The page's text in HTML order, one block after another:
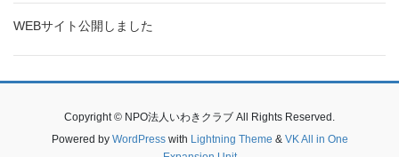
WEBサイト公開しました
Copyright © NPO法人いわきクラブ All Rights Reserved.
Powered by WordPresswith Lightning Theme & VK All in One